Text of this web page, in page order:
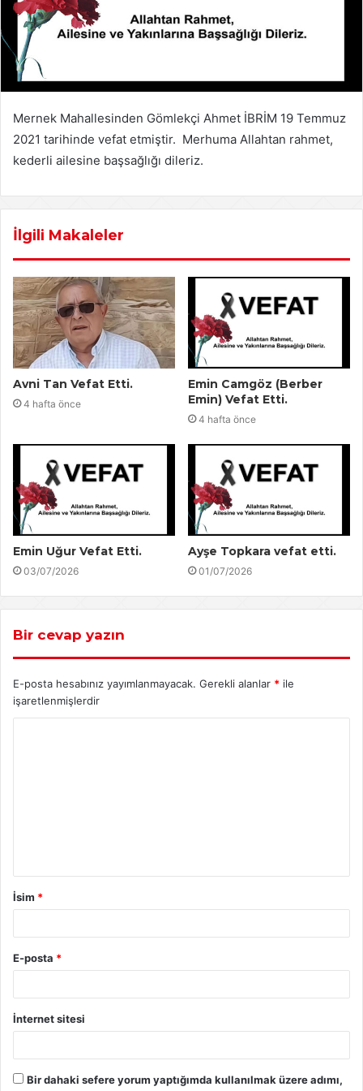
Mernek Mahallesinden Gömlekçi Ahmet İBRİM 19 Temmuz
2021 tarihinde vefat etmiştir. Merhuma Allahtan rahmet,
kederli ailesine başsağlığı dileriz.
İlgili Makaleler
Avni Tan Vefat Etti.
4 hafta önce
Emin Camgöz (Berber
Emin) Vefat Etti.
4 hafta önce
Emin Uğur Vefat Etti.
03/07/2026
Ayşe Topkara vefat etti.
01/07/2026
Bir cevap yazın
E-posta hesabınız yayımlanmayacak. Gerekli alanlar * ile
işaretlenmişlerdir
İsim *
E-posta *
İnternet sitesi
Bir dahaki sefere yorum yaptığımda kullanılmak üzere adımı,